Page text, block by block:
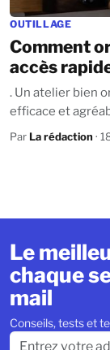
OUTILLAGE
Comment
accès
. Un atelier bien
efficace et agréable. Un espace intelligemment
les pertes de
Par La rédaction ·
Le
chaque
mail
Conseils, tests et